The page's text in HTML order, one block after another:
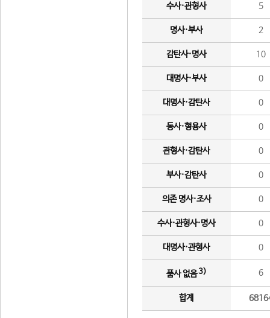
수사·관형사 5
명사·부사 2
감탄사·명사 10
대명사·부사 0
대명사·감탄사 0
동사·형용사 0
관형사·감탄사 0
부사·감탄사 0
의존 명사·조사 0
수사·관형사·명사 0
대명사·관형사 0
품사 없음3) 6
합계